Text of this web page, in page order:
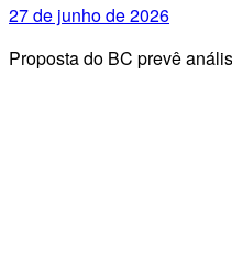
27 de junho de 2026
Proposta do BC prevê